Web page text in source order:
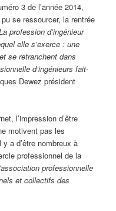
3 de l’année 2014,
se ressourcer, la rentrée
profession d’ingénieur
elle s’exerce : une
se retranchent dans
d’ingénieurs fait-
Dewez président
l’impression d’être
motivent pas les
a d’être nombreux à
professionnel de la
professionnelle
et collectifs des